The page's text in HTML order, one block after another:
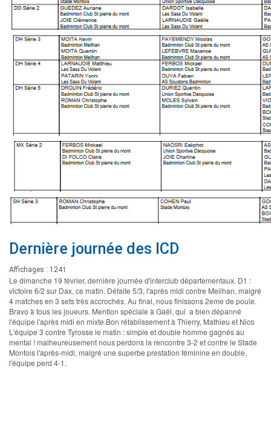
Dernière journée des ICD
Affichages : 1241
Le dimanche 19 février, dernière journée d'interclub départementaux. D1 :
victoire 6/2 sur Dax, ce matin. Défaite 5/3, l'après midi contre Meilhan, malgré
4 matches en 3 sets très accrochés. Au final, nous finissons 2eme de poule.
Bravo à tous les joueurs. Mention spéciale à Gaël, qui a bien dépanné
l'équipe l'après midi en mixte.Bon rétablissement à Thierry, Mathieu et Nico
L'équipe 3 contre Tyrosse le matin : simple et double homme gagnés au
mental ! malheureusement nous perdons la rencontre 3-2 et contre le Stade
Montois l'après-midi, malgré une superbe prestation féminine en double,
l'équipe perd 4-1.